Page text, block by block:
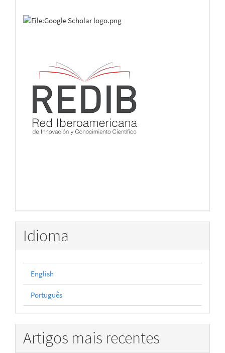
Idioma
English
Português
Artigos mais recentes